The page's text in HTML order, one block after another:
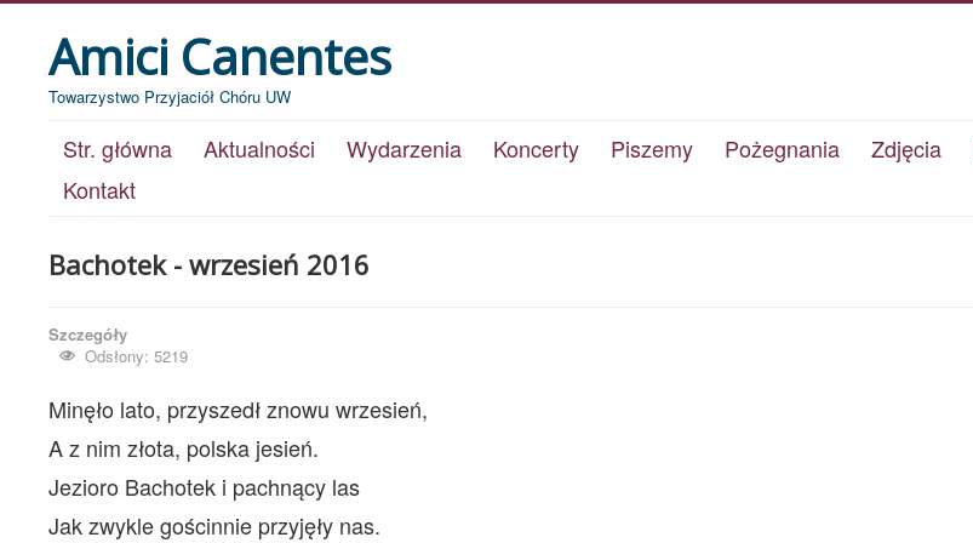
Amici Canentes
Towarzystwo Przyjaciół Chóru UW
Str. główna Aktualności Wydarzenia Koncerty Piszemy Pożegnania Zdjęcia
Kontakt
Bachotek - wrzesień 2016
Szczegóły
Odsłony: 5219
Minęło lato, przyszedł znowu wrzesień,
A z nim złota, polska jesień.
Jezioro Bachotek i pachnący las
Jak zwykle gościnnie przyjęły nas.